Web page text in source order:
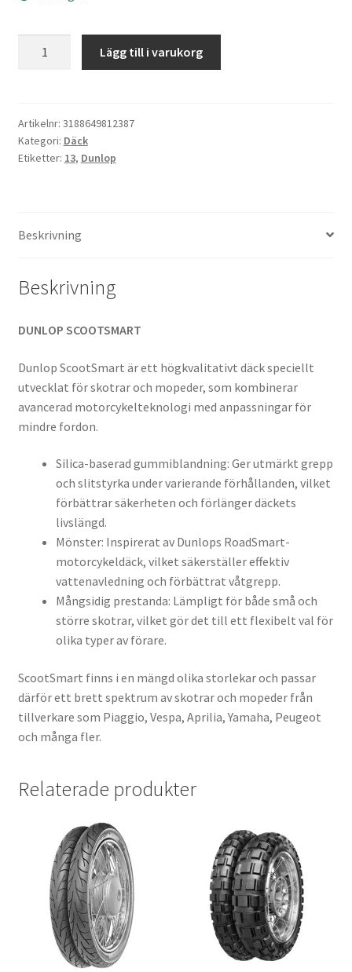
13
57P
TL
Lägg till i varukorg
Artikelnr: 3188649812387
Kategori: Däck
Etiketter: 13, Dunlop
Beskrivning
Beskrivning
DUNLOP SCOOTSMART
Dunlop ScootSmart är ett högkvalitativt däck speciellt
utvecklat för skotrar och mopeder, som kombinerar
avancerad motorcykelteknologi med anpassningar för
mindre fordon.
Silica-baserad gummiblandning: Ger utmärkt grepp
och slitstyrka under varierande förhållanden, vilket
förbättrar säkerheten och förlänger däckets
livslängd.
Mönster: Inspirerat av Dunlops RoadSmart-
motorcykeldäck, vilket säkerställer effektiv
vattenavledning och förbättrat våtgrepp.
Mångsidig prestanda: Lämpligt för både små och
större skotrar, vilket gör det till ett flexibelt val för
olika typer av förare.
ScootSmart finns i en mängd olika storlekar och passar
därför ett brett spektrum av skotrar och mopeder från
tillverkare som Piaggio, Vespa, Aprilia, Yamaha, Peugeot
och många fler.
Relaterade produkter